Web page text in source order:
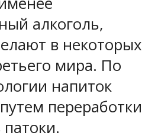
алкоголь,
в некоторых
мира. По
напиток
переработки